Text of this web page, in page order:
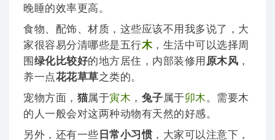
晚睡的效率更高。
食物、配饰、材质，这些应该不用我多说了，大
家很容易分清哪些是五行木，生活中可以选择周
围绿化比较好的地方居住，内部装修用原木风 ，
养一点花花草草之类的。
宠物方面， 猫属于寅木 ， 兔子属于卯木。需要木
的人一般会对这两种动物有天然的好感。
另外，还有一些日常小习惯，大家可以注意下，